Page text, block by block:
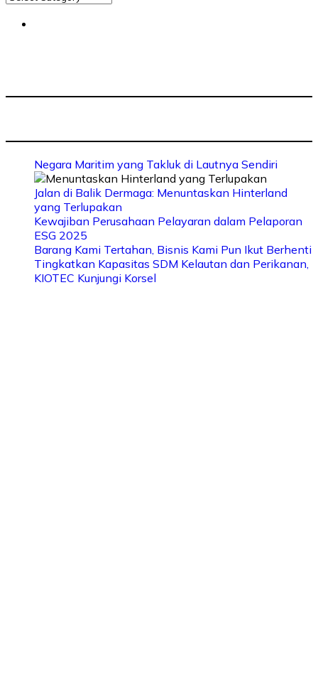
Negara Maritim yang Takluk di Lautnya Sendiri
Jalan di Balik Dermaga: Menuntaskan Hinterland
yang Terlupakan
Kewajiban Perusahaan Pelayaran dalam Pelaporan
ESG 2025
Barang Kami Tertahan, Bisnis Kami Pun Ikut Berhenti
Tingkatkan Kapasitas SDM Kelautan dan Perikanan,
KIOTEC Kunjungi Korsel